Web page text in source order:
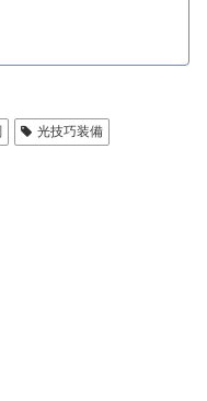
光技巧装備